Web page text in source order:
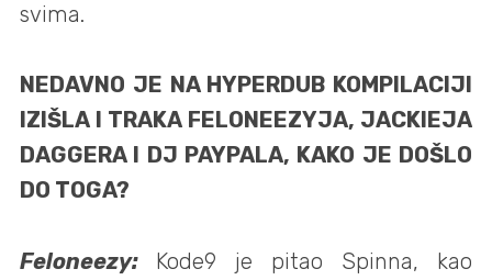
svima.
NEDAVNO JE NA HYPERDUB KOMPILACIJI
IZIŠLA I TRAKA FELONEEZYJA, JACKIEJA
DAGGERA I DJ PAYPALA, KAKO JE DOŠLO
DO TOGA?
Feloneezy:
Kode9 je pitao Spinna, kao